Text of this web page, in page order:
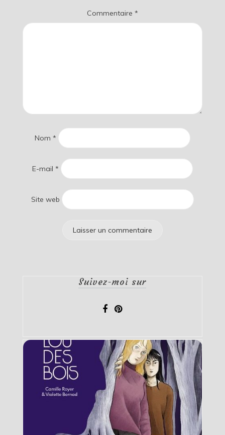
Commentaire *
Nom *
E-mail *
Site web
Suivez-moi sur